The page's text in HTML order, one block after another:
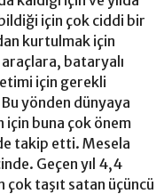
için çok ciddi bir
kurtulmak için
bataryalı
için gerekli
Bu yönden dünyaya
için buna çok önem
takip etti. Mesela
Geçen yıl 4,4
çok taşıt satan üçüncü